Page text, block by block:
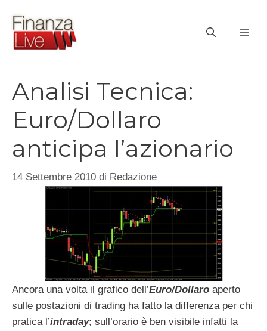
contenuto
Analisi Tecnica:
Euro/Dollaro
anticipa l’azionario
14 Settembre 2010 di Redazione
Ancora una volta il grafico dell’Euro/Dollaro aperto
sulle postazioni di trading ha fatto la differenza per chi
pratica l’intraday; sull’orario è ben visibile infatti la